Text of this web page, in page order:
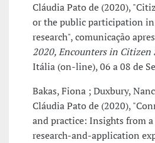
Cláudia Pato de (2020),
or the public participation in
research", comunicação
2020, Encounters in Citizen
Itália (on-line), 06 a 08 de
Bakas, Fiona ; Duxbury,
Cláudia Pato de (2020),
and practice: Insights from
research-and-application